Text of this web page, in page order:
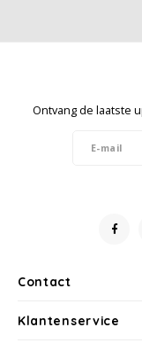
Contact
Ontvang de laatste
Klantenservice